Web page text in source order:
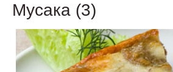
Мусака (3)